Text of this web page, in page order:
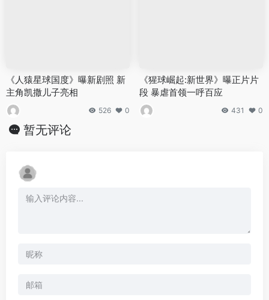
《人猿星球国度》曝新剧照 新
主角凯撒儿子亮相
526 0
《猩球崛起:新世界》曝正片片
段 暴虐首领一呼百应
431 0
暂无评论